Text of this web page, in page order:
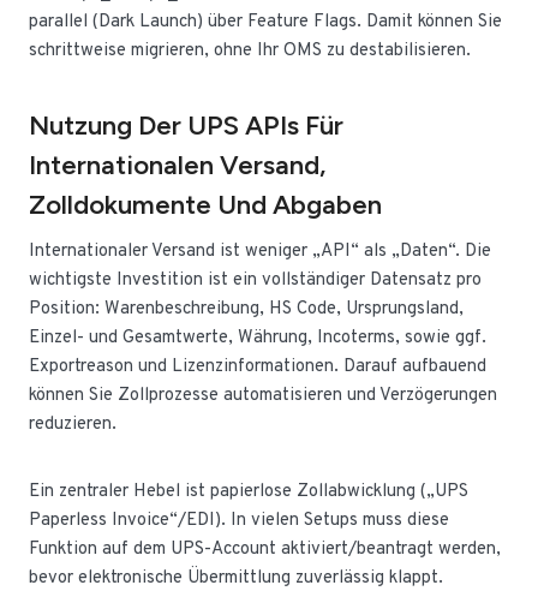
parallel (Dark Launch) über Feature Flags. Damit können Sie
schrittweise migrieren, ohne Ihr OMS zu destabilisieren.
Nutzung Der UPS APIs Für
Internationalen Versand,
Zolldokumente Und Abgaben
Internationaler Versand ist weniger „API“ als „Daten“. Die
wichtigste Investition ist ein vollständiger Datensatz pro
Position: Warenbeschreibung, HS Code, Ursprungsland,
Einzel- und Gesamtwerte, Währung, Incoterms, sowie ggf.
Exportreason und Lizenzinformationen. Darauf aufbauend
können Sie Zollprozesse automatisieren und Verzögerungen
reduzieren.
Ein zentraler Hebel ist papierlose Zollabwicklung („UPS
Paperless Invoice“/EDI). In vielen Setups muss diese
Funktion auf dem UPS-Account aktiviert/beantragt werden,
bevor elektronische Übermittlung zuverlässig klappt.